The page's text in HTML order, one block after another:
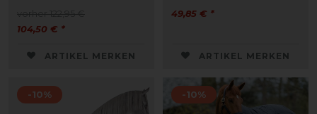
104,50 € *
ARTIKEL MERKEN
49,85 € *
ARTIKEL MERKEN
-10% -10%